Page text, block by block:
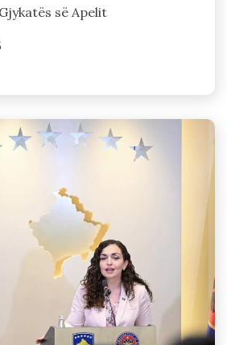
së Apelit